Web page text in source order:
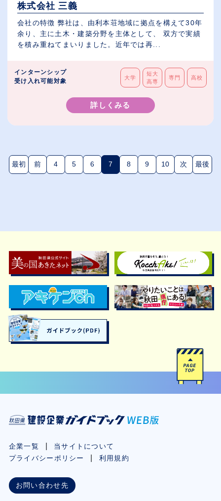
株式会社 三義
会社の特徴 弊社は、由利本荘地域に拠点を構えて30年
余り、主に土木・建築分野を主体として、 双方で実績
を積み重ねてまいりました。近年では再...
インターンシップ
受け入れ可能対象
大学
短大
高専
専門 高校
詳しくみる
最初 前 4 5 6 7(現在のページ)
8 9 10 次 最後
企業一覧
当サイトについて
プライバシーポリシー
利用規約
お問い合わせ先